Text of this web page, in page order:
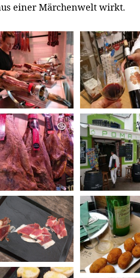
einer Märchenwelt wirkt.